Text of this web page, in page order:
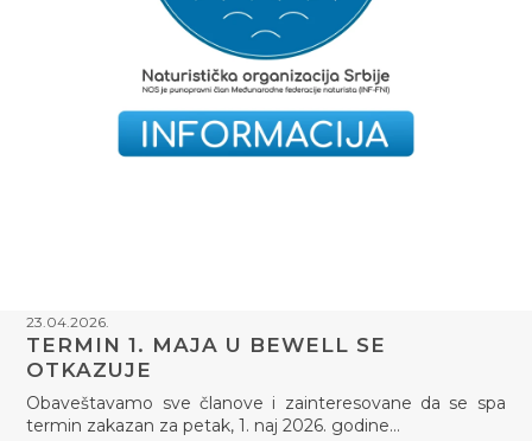
23.04.2026.
TERMIN 1. MAJA U BEWELL SE
OTKAZUJE
Obaveštavamo sve članove i zainteresovane da se spa
termin zakazan za petak, 1. naj 2026. godine…